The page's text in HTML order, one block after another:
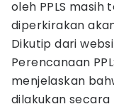
oleh PPLS masih
diperkirakan
Dikutip dari
Perencanaan
menjelaskan
dilakukan